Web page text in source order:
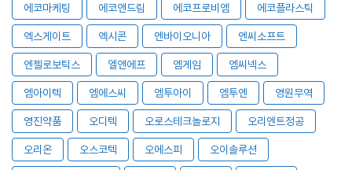
에코마케팅 에코앤드림 에코프로비엠 에코플라스틱
엑스게이트 엑시콘 엔바이오니아 엔씨소프트
엔젤로보틱스 엘앤에프 엠게임 엠씨넥스
엠아이텍 엠에스씨 엠투아이 엠투엔 영원무역
영진약품 오디텍 오로스테크놀로지 오리엔트정공
오리온 오스코텍 오에스피 오이솔루션